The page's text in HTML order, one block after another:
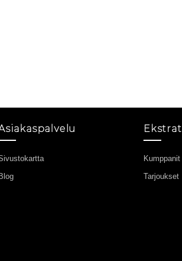
Blog
Ekstrat
Kumppanit
Tarjoukset